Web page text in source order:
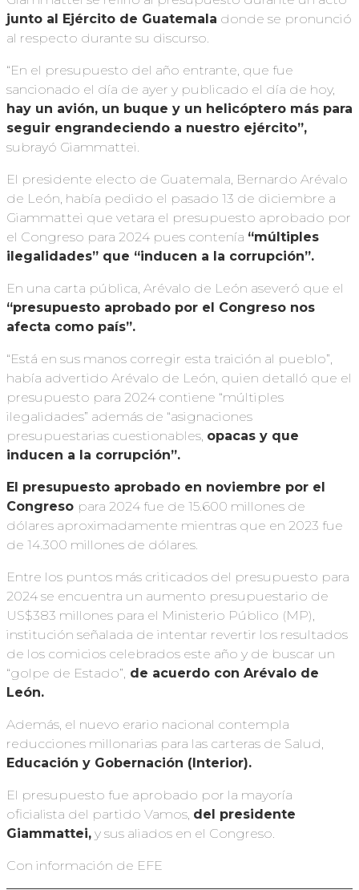
junto al Ejército de Guatemala donde se pronunció
al respecto durante su discurso.
“En el presupuesto del año entrante, que fue
sancionado el día de ayer y publicado el día de hoy,
hay un avión, un buque y un helicóptero más para
seguir engrandeciendo a nuestro ejército”,
subrayó Giammattei.
El presidente electo de Guatemala, Bernardo Arévalo
de León, había pedido el pasado 13 de diciembre a
Giammattei que vetara el presupuesto aprobado por
el Congreso para 2024 pues contenía “múltiples
ilegalidades” que “inducen a la corrupción”.
En una carta pública, Arévalo de León aseveró que el
“presupuesto aprobado por el Congreso nos
afecta como país”.
“Está en sus manos corregir esta traición al pueblo”,
había advertido Arévalo de León, quien detalló que el
presupuesto para 2024 contiene “múltiples
ilegalidades” además de “asignaciones
presupuestarias cuestionables, opacas y que
inducen a la corrupción”.
El presupuesto aprobado en noviembre por el
Congreso para 2024 fue de 15.600 millones de
dólares aproximadamente mientras que en 2023 fue
de 14.300 millones de dólares.
Entre los puntos más criticados del presupuesto para
2024 se encuentra un aumento presupuestario de
US$383 millones para el Ministerio Público (MP),
institución señalada de intentar revertir los resultados
de los comicios celebrados este año y de buscar un
“golpe de Estado”, de acuerdo con Arévalo de
León.
Además, el nuevo erario nacional contempla
reducciones millonarias para las carteras de Salud,
Educación y Gobernación (Interior).
El presupuesto fue aprobado por la mayoría
oficialista del partido Vamos, del presidente
Giammattei, y sus aliados en el Congreso.
Con información de EFE